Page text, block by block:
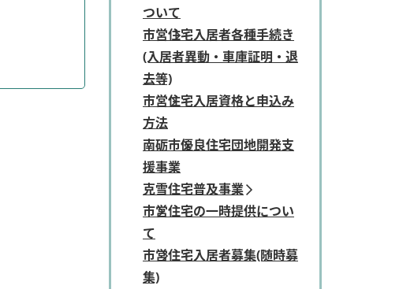
ついて
市営住宅入居者各種手続き
(入居者異動・車庫証明・退
去等)
市営住宅入居資格と申込み
方法
南砺市優良住宅団地開発支
援事業
克雪住宅普及事業
市営住宅の一時提供につい
て
市営住宅入居者募集(随時募
集)